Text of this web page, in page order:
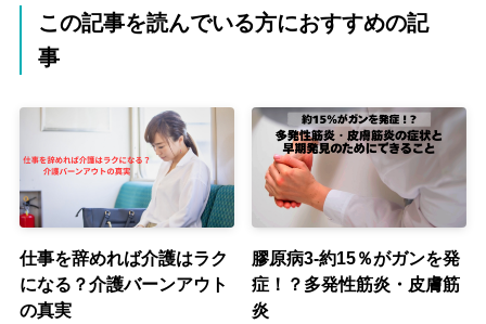
この記事を読んでいる方におすすめの記
事
仕事を辞めれば介護はラク
になる？介護バーンアウト
の真実
膠原病3-約15％がガンを発
症！？多発性筋炎・皮膚筋
炎